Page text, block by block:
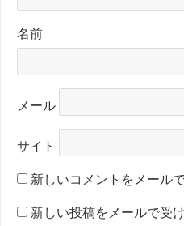
名前
メール
サイト
新しいコメントをメール
新しい投稿をメールで受